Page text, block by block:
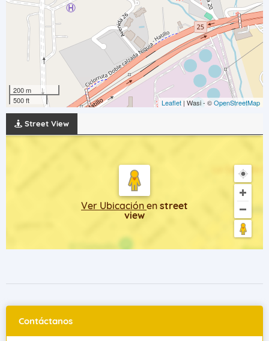
200 m
500 ft
Leaflet | Wasi - ©OpenStreetMap
Street View
Ver Ubicación en street
view
Contáctanos